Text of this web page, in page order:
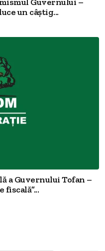
un câștig...
a Guvernului Tofan –
fiscală”...